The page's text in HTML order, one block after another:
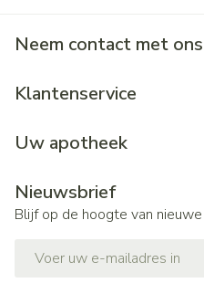
Neem contact met
Klantenservice
Uw apotheek
Nieuwsbrief
Blijf op de hoogte van